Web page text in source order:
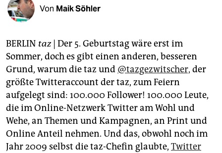
fragen & hilfe
abo
genossenschaft
epaper login
Von Maik Söhler
BERLIN taz| Der 5. Geburtstag wäre erst im
Sommer, doch es gibt einen anderen, besseren
Grund, warum die taz und @tazgezwitscher, der
größte Twitteraccount der taz, zum Feiern
aufgelegt sind: 100.000 Follower! 100.000 Leute,
die im Online-Netzwerk Twitter am Wohl und
Wehe, an Themen und Kampagnen, an Print und
Online Anteil nehmen. Und das, obwohl noch im
Jahr 2009 selbst die taz-Chefin glaubte, Twitter